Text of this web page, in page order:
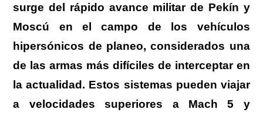
surge del rápido avance militar de Pekín y
Moscú en el campo de los vehículos
hipersónicos de planeo, considerados una
de las armas más difíciles de interceptar en
la actualidad. Estos sistemas pueden viajar
a velocidades superiores a Mach 5 y